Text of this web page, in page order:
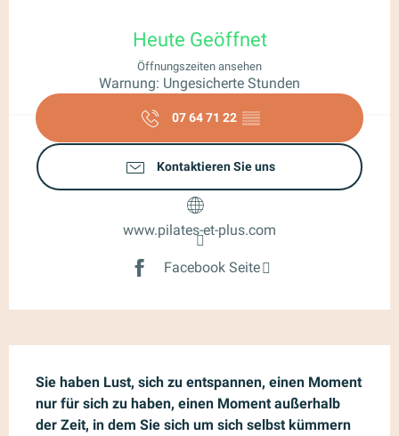
Heute Geöffnet
Öffnungszeiten ansehen
Warnung: Ungesicherte Stunden
07 64 71 22 ▒▒
Kontaktieren Sie uns
www.pilates-et-plus.com
Facebook Seite
Sie haben Lust, sich zu entspannen, einen Moment
nur für sich zu haben, einen Moment außerhalb
der Zeit, in dem Sie sich um sich selbst kümmern